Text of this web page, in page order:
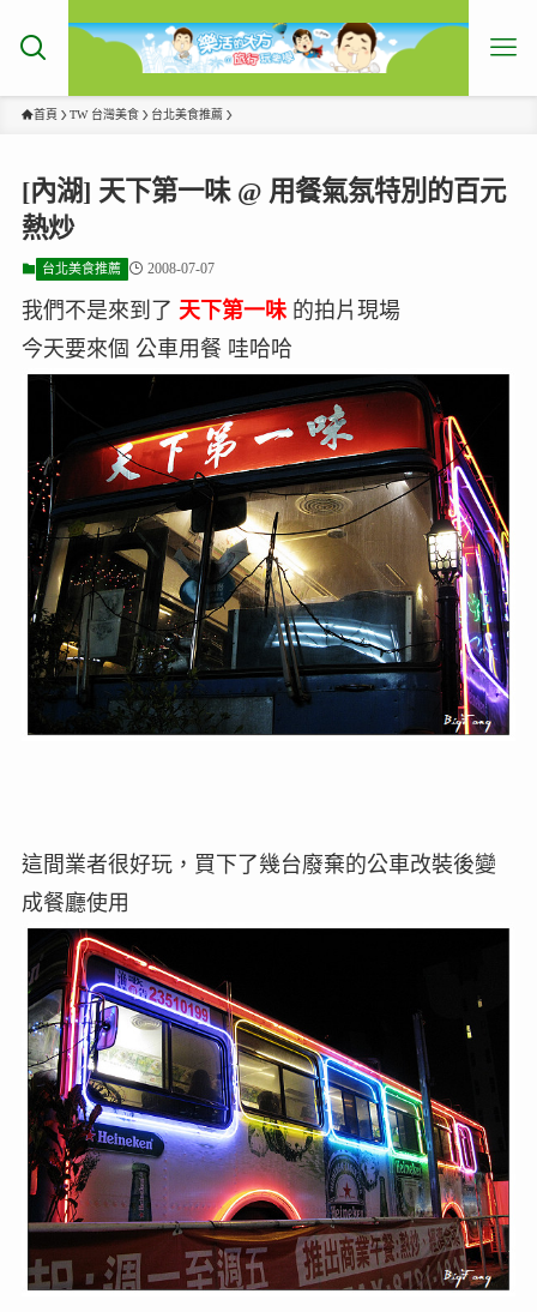
首頁 TW 台灣美食 台北美食推薦
[內湖] 天下第一味 @ 用餐氣氛特別的百元
熱炒
台北美食推薦 2008-07-07
我們不是來到了 天下第一味的拍片現場
今天要來個 公車用餐 哇哈哈
這間業者很好玩，買下了幾台廢棄的公車改裝後變
成餐廳使用